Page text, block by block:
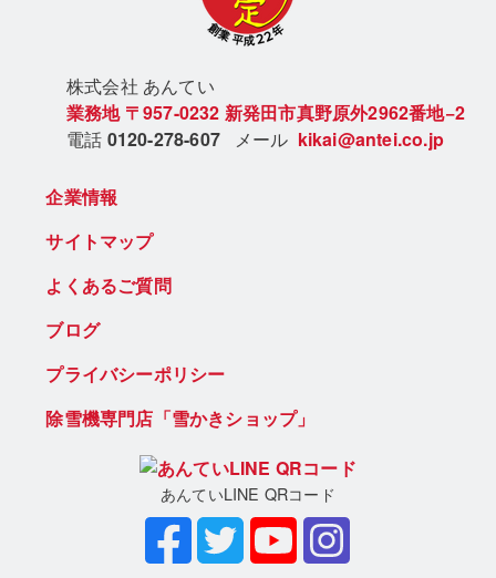
株式会社 あんてい
業務地 〒957-0232 新発田市真野原外2962番地−2
電話 0120-278-607 メール kikai@antei.co.jp
企業情報
サイトマップ
よくあるご質問
ブログ
プライバシーポリシー
除雪機専門店「雪かきショップ」
あんていLINE QRコード